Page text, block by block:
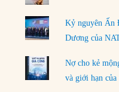
Kỷ nguyên Ấn
Dương của
Nợ cho kẻ
và giới hạn